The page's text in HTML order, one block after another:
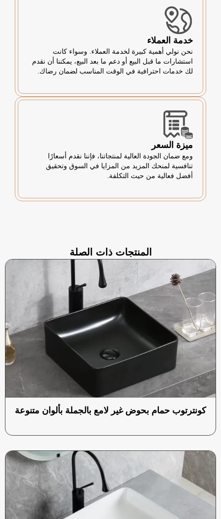
خدمة العملاء
نحن نولي أهمية كبيرة لخدمة العملاء. وسواء كانت
استشارات ما قبل البيع أو دعم ما بعد البيع، يمكننا أن نقدم
لك خدمات احترافية في الوقت المناسب لضمان رضاك.
ميزة السعر
ومع ضمان الجودة العالية لمنتجاتنا، فإننا نقدم أسعارًا
تنافسية لمنحك المزيد من المزايا في السوق وتحقيق
أفضل فعالية من حيث التكلفة.
المنتجات ذات الصلة
كونترتوب حمام بحوض غير لامع بالجملة بألوان متنوعة